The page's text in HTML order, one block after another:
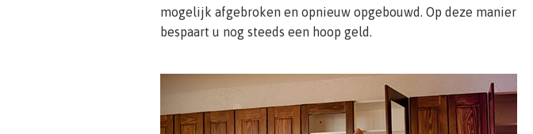
mogelijk afgebroken en opnieuw opgebouwd. Op deze manier
bespaart u nog steeds een hoop geld.